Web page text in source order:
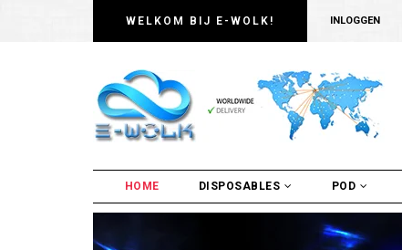
WELKOM BIJ E-WOLK! INLOGGEN
HOME DISPOSABLES POD